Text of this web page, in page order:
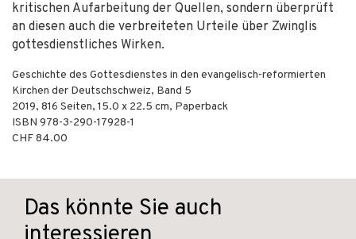
kritischen Aufarbeitung der Quellen, sondern überprüft
an diesen auch die verbreiteten Urteile über Zwinglis
gottesdienstliches Wirken.
Geschichte des Gottesdienstes in den evangelisch-reformierten
Kirchen der Deutschschweiz, Band 5
2019, 816 Seiten, 15.0 x 22.5 cm, Paperback
ISBN 978-3-290-17928-1
CHF 84.00
Das könnte Sie auch